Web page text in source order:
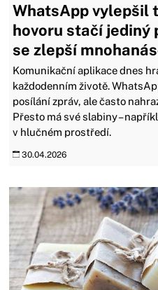
WhatsApp vylepšil
hovoru stačí jediný
se zlepší
Komunikační aplikace dnes
každodenním životě.
posílání zpráv, ale často
Přesto má své slabiny –
v hlučném prostředí.
30.04.2026